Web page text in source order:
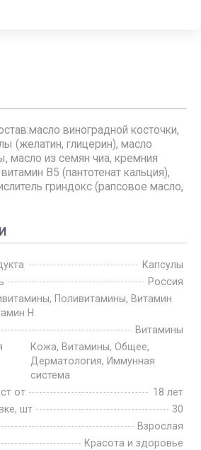
виноградной косточки,
(желатин, глицерин), масло
масло из семян чиа, кремния
В5 (пантотенат кальция),
гриндокс (рапсовое масло,
Капсулы
Россия
Поливитамины, Витамин
H
Витамины
Кожа, Витамины, Общее,
Дерматология, Иммунная
система
от
18 лет
шт
30
Взрослая
Красота и здоровье